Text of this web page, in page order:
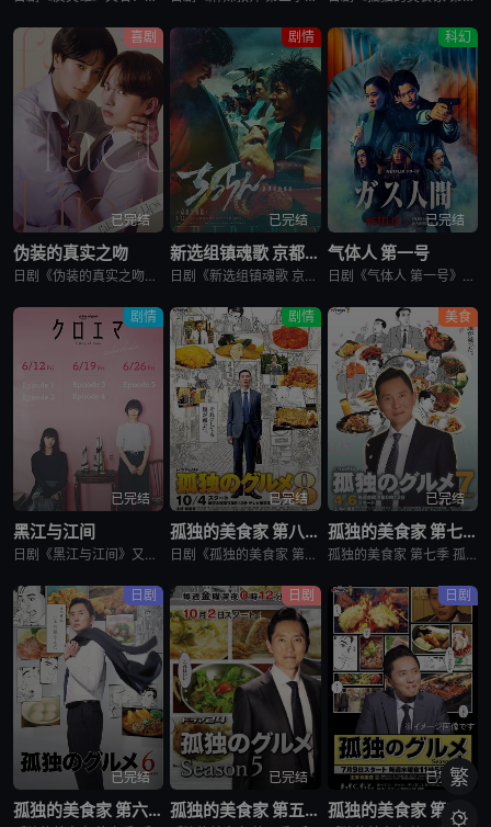
喜剧
已完结
伪装的真实之吻
日剧《伪装的真实之吻》又名：Fake Fact Lips,フェイクファクトリップス，讲述了：四谷良与志藤全自高中时代起便是竞争对手，如今又成为营业部同期。同样优秀的两人，从成绩、运动到情人节巧克力数量
剧情
已完结
新选组镇魂歌 京都决战篇
日剧《新选组镇魂歌 京都决战篇》又名：ちるらん 新撰組鎮魂歌 配信ドラマ,ちるらん 新撰組鎮魂歌 京都決戦篇，讲述了：幕末的江户，终日打架斗殴、被称作“刺头”的土方岁三，与近藤勇、山南敬助、冲田总司等
科幻
已完结
气体人 第一号
日剧《气体人 第一号》又名：气体人第一号,气体人 第1号,气体人,Human Vapor,ガス人間，讲述了：冈本贤治（小栗旬 饰）是一位停职中的刑警，受命追查造成一连串离奇命案的罪魁祸首。一切始于一位
剧情
已完结
黑江与江间
日剧《黑江与江间》又名：黑江间,克洛伊与艾玛,克洛伊玛,克萝埃艾玛,クロエマ，讲述了：故事围绕着同时失去工作、恋人和住所的30岁女性艾玛展开。她在落魄之际偶遇神秘资产家克洛伊，两人随即在后者的豪宅中开
剧情
已完结
孤独的美食家 第八季
日剧《孤独的美食家 第八季》将围绕“勿忘初心”，挑战甜点特辑和美食剪辑等全新的主题，一定会让你大吃一惊。另外，那些藏在名不见经传的街头巷尾的美食也不容错过。备受瞩目的第一集将从那个热闹的地方启程。前所
美食
已完结
孤独的美食家 第七季
孤独的美食家 第七季 孤独のグルメ Season7是2018上映的剧情日剧。2012年1月，深夜开始悄悄播放的“孤独的美食家”终于迎来第7季了！众所周知，上季season 6从大阪的味道开始播出，但这次season 7重返初心，并开始与市井中不为人知的奇妙美食相遇。在“孤独的
日剧
已完结
孤独的美食家 第六季
日剧
已完结
孤独的美食家 第五季
日剧
已完结
孤独的美食家 第四季
繁
